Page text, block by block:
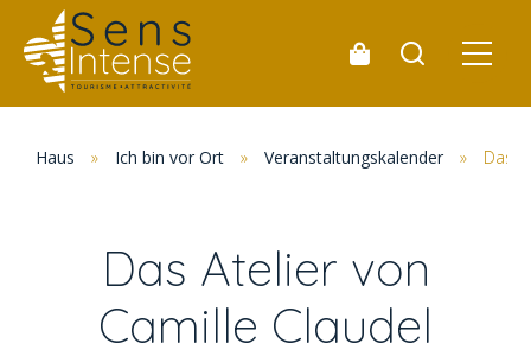
Haus » Ich bin vor Ort » Veranstaltungskalender » Das
Das Atelier von
Camille Claudel